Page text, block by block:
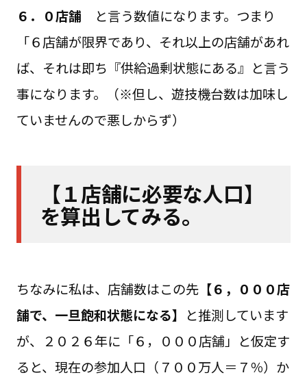
６．０店舗
と言う数値になります。つまり
「６店舗が限界であり、それ以上の店舗があれ
ば、それは即ち『供給過剰状態にある』と言う
事になります。（※但し、遊技機台数は加味し
ていませんので悪しからず）
【１店舗に必要な人口】
を算出してみる。
ちなみに私は、店舗数はこの先【６，０００店
舗で、一旦飽和状態になる】 と推測しています
が、２０２６年に「６，０００店舗」と仮定す
ると、現在の参加人口（７００万人＝７％）か